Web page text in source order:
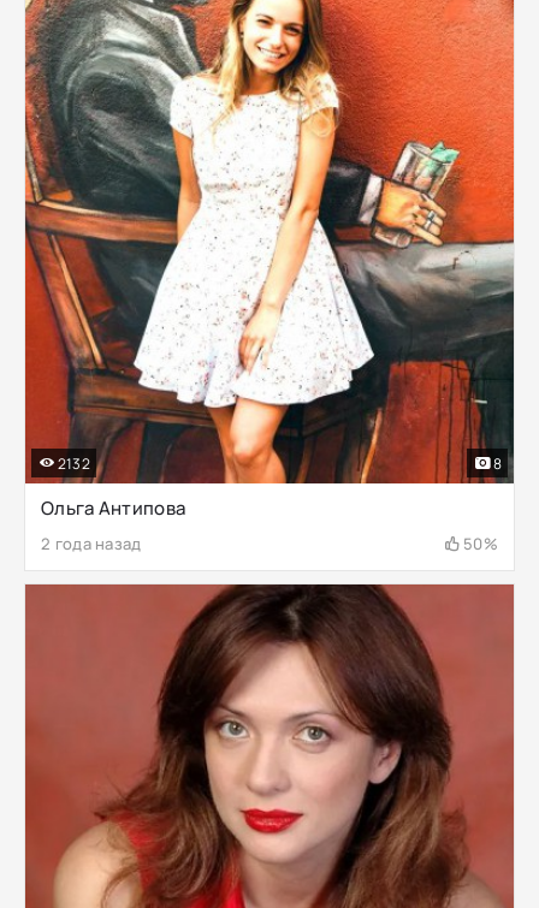
Ольга Антипова
2 года назад 50%
2132 8